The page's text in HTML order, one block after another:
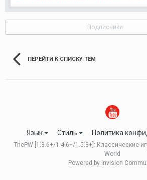
Подписчики
ПЕРЕЙТИ К СПИСКУ ТЕМ
Язык Стиль Политика
ThePW [1.3.6+/1.4.6+/1.5.3+]: Классические
World
Powered by Invision